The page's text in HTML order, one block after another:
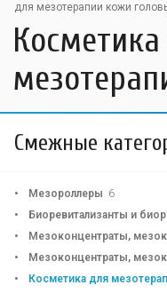
для мезотерапии кожи
Смежные
Мезороллеры 6
Биоревитализанты и
Мезоконцентраты,
Мезоконцентраты,
Косметика для